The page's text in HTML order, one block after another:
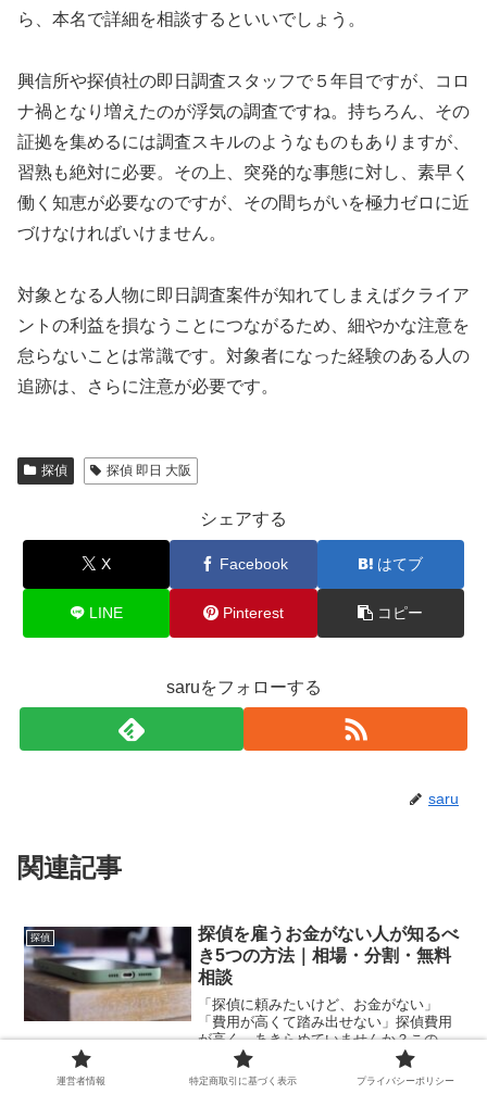
ら、本名で詳細を相談するといいでしょう。
興信所や探偵社の即日調査スタッフで５年目ですが、コロ
ナ禍となり増えたのが浮気の調査ですね。持ちろん、その
証拠を集めるには調査スキルのようなものもありますが、
習熟も絶対に必要。その上、突発的な事態に対し、素早く
働く知恵が必要なのですが、その間ちがいを極力ゼロに近
づけなければいけません。
対象となる人物に即日調査案件が知れてしまえばクライア
ントの利益を損なうことにつながるため、細やかな注意を
怠らないことは常識です。対象者になった経験のある人の
追跡は、さらに注意が必要です。
探偵 探偵 即日 大阪
シェアする
X Facebook はてブ
LINE Pinterest コピー
saruをフォローする
saru
関連記事
探偵
探偵を雇うお金がない人が知るべ
き5つの方法｜相場・分割・無料
相談
「探偵に頼みたいけど、お金がない」
「費用が高くて踏み出せない」探偵費用
が高く、あきらめていませんか？この記
事では、お金がない方でも依頼できる方
法として費用の不安を少しでも軽くする
運営者情報 特定商取引に基づく表示 プライバシーポリシー